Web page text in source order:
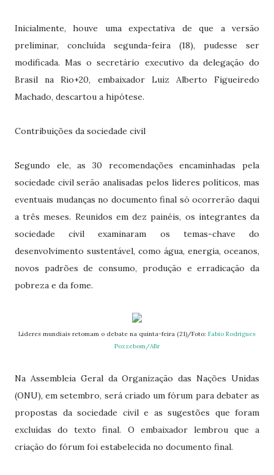
Inicialmente, houve uma expectativa de que a versão
preliminar, concluída segunda-feira (18), pudesse ser
modificada. Mas o secretário executivo da delegação do
Brasil na Rio+20, embaixador Luiz Alberto Figueiredo
Machado, descartou a hipótese.
Contribuições da sociedade civil
Segundo ele, as 30 recomendações encaminhadas pela
sociedade civil serão analisadas pelos líderes políticos, mas
eventuais mudanças no documento final só ocorrerão daqui
a três meses. Reunidos em dez painéis, os integrantes da
sociedade civil examinaram os temas-chave do
desenvolvimento sustentável, como água, energia, oceanos,
novos padrões de consumo, produção e erradicação da
pobreza e da fome.
Líderes mundiais retomam o debate na quinta-feira (21)/Foto: Fabio Rodrigues
Pozzebom/ABr
Na Assembleia Geral da Organização das Nações Unidas
(ONU), em setembro, será criado um fórum para debater as
propostas da sociedade civil e as sugestões que foram
excluídas do texto final. O embaixador lembrou que a
criação do fórum foi estabelecida no documento final.